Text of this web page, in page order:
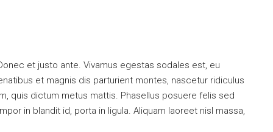
et justo ante. Vivamus egestas sodales est, eu
et magnis dis parturient montes, nascetur ridiculus
quis dictum metus mattis. Phasellus posuere felis sed
in blandit id, porta in ligula. Aliquam laoreet nisl massa,